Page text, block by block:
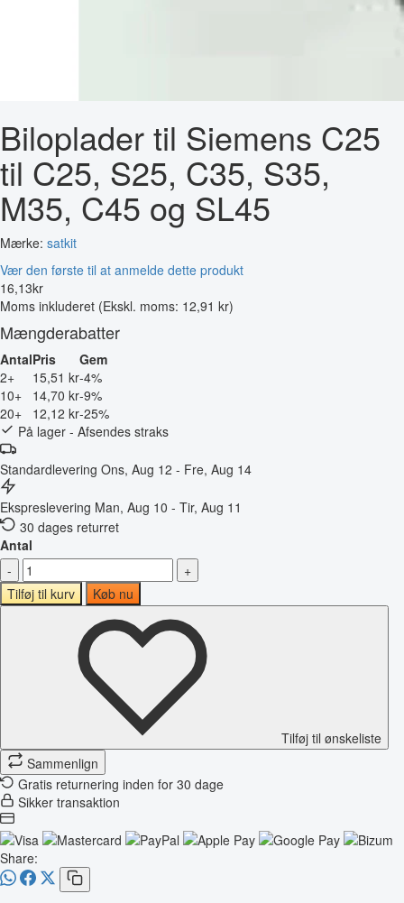
Biloplader til Siemens C25
til C25, S25, C35, S35,
M35, C45 og SL45
Mærke: satkit
Vær den første til at anmelde dette produkt
16,13kr
Moms inkluderet (Ekskl. moms: 12,91 kr)
Mængderabatter
AntalPris
Gem
2+
15,51 kr-4%
10+
14,70 kr-9%
20+
12,12 kr-25%
På lager - Afsendes straks
Standardlevering Ons, Aug 12 - Fre, Aug 14
Ekspreslevering Man, Aug 10 - Tir, Aug 11
30 dages returret
Antal
-
+
Tilføj til kurv
Køb nu
Tilføj til ønskeliste
Sammenlign
Gratis returnering inden for 30 dage
Sikker transaktion
Share: